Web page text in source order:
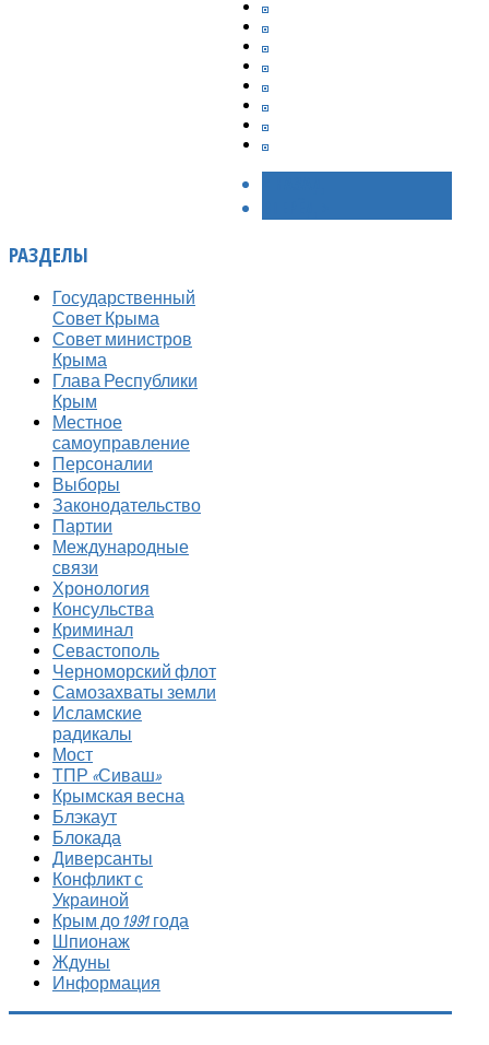
РАЗДЕЛЫ
Государственный
Совет Крыма
Совет министров
Крыма
Глава Республики
Крым
Местное
самоуправление
Персоналии
Выборы
Законодательство
Партии
Международные
связи
Хронология
Консульства
Криминал
Севастополь
Черноморский флот
Самозахваты земли
Исламские
радикалы
Мост
ТПР «Сиваш»
Крымская весна
Блэкаут
Блокада
Диверсанты
Конфликт с
Украиной
Крым до 1991 года
Шпионаж
Ждуны
Информация